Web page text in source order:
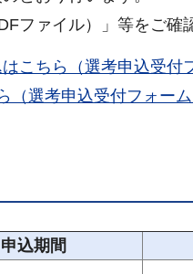
ファイル）」等をご確
こちら（選考申込受付
（選考申込受付フォー
申込期間